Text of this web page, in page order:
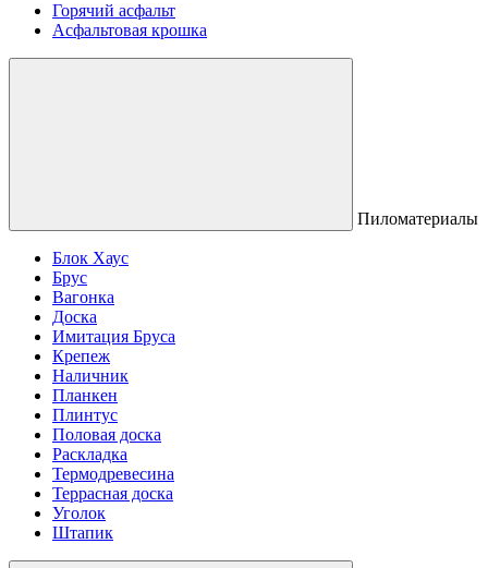
Горячий асфальт
Асфальтовая крошка
Пиломатериалы
Блок Хаус
Брус
Вагонка
Доска
Имитация Бруса
Крепеж
Наличник
Планкен
Плинтус
Половая доска
Раскладка
Термодревесина
Террасная доска
Уголок
Штапик